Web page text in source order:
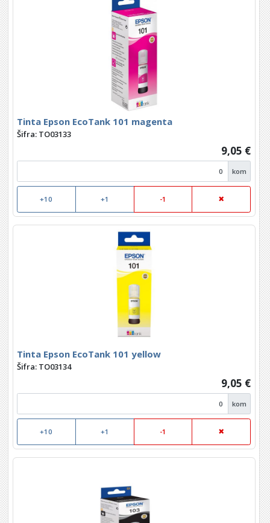
Tinta Epson EcoTank 101 magenta
Šifra: TO03133
9,05 €
kom
+10 +1 -1
Tinta Epson EcoTank 101 yellow
Šifra: TO03134
9,05 €
kom
+10 +1 -1